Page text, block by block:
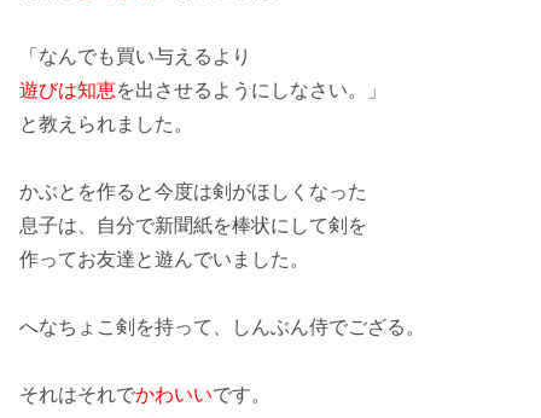
「なんでも買い与えるより
遊びは知恵を出させるようにしなさい。」
と教えられました。
かぶと を作ると今度は剣 がほしくなった
息子は、自分で新聞紙を棒状にして剣 を
作ってお友達と遊んでいました。
へなちょこ剣を持って、 しんぶん侍でござる。
それはそれでかわいいです。